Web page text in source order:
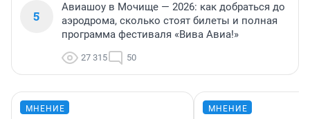
5
Авиашоу в Мочище — 2026: как добраться до
аэродрома, сколько стоят билеты и полная
программа фестиваля «Вива Авиа!»
27 315 50
МНЕНИЕ МНЕНИЕ